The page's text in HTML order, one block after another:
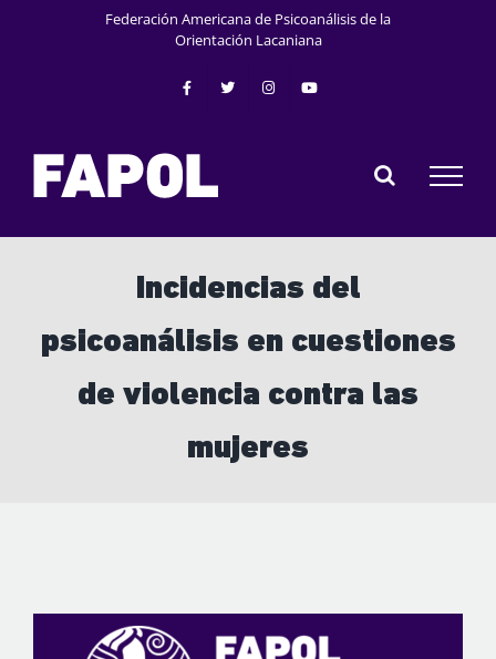
Federación Americana de Psicoanálisis de la
Orientación Lacaniana
Incidencias del
psicoanálisis en cuestiones
de violencia contra las
mujeres